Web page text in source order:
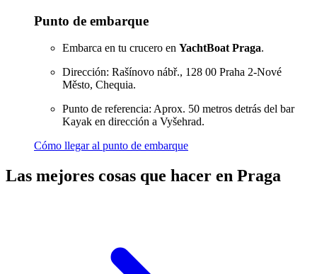
Punto de embarque
Embarca en tu crucero en YachtBoat Praga.
Dirección: Rašínovo nábř., 128 00 Praha 2-Nové
Město, Chequia.
Punto de referencia: Aprox. 50 metros detrás del bar
Kayak en dirección a Vyšehrad.
Cómo llegar al punto de embarque
Las mejores cosas que hacer en Praga